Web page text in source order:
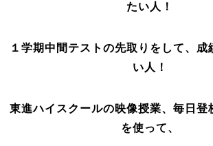
たい人！
１学期中間テストの先取りをして、成
い人！
東進ハイスクールの映像授業、毎日登
を使って、